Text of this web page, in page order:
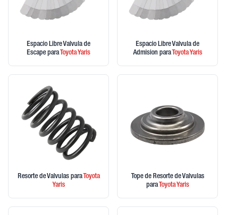
Espacio Libre Valvula de
Escape para ToyotaYaris
Espacio Libre Valvula de
Admision para ToyotaYaris
Resorte de Valvulas para Toyota
Yaris
Tope de Resorte de Valvulas
para ToyotaYaris